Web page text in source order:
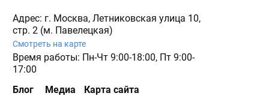
Адрес: г. Москва, Летниковская улица 10,
стр. 2 (м. Павелецкая)
Смотреть на карте
Время работы: Пн-Чт 9:00-18:00, Пт 9:00-
17:00
Блог
Медиа Карта сайта